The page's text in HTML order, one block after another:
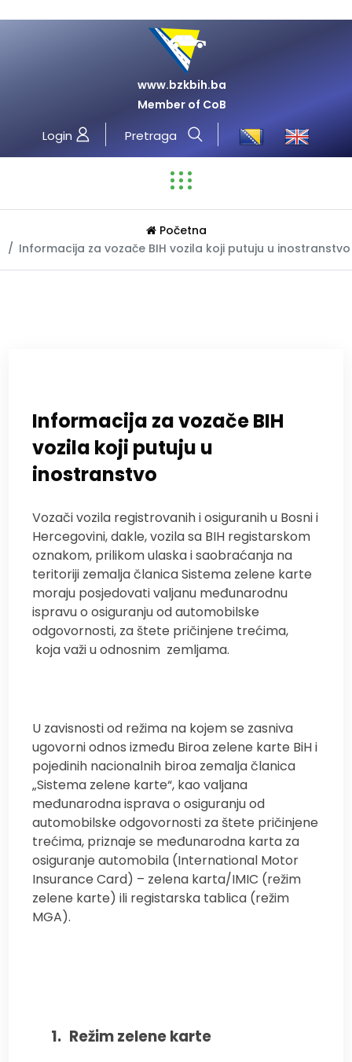
www.bzkbih.ba
Member of CoB
Login Pretraga
Početna
Informacija za vozače BIH vozila koji putuju u inostranstvo
Informacija za vozače BIH
vozila koji putuju u
inostranstvo
Vozači vozila registrovanih i osiguranih u Bosni i
Hercegovini, dakle, vozila sa BIH registarskom
oznakom, prilikom ulaska i saobraćanja na
teritoriji zemalja članica Sistema zelene karte
moraju posjedovati valjanu međunarodnu
ispravu o osiguranju od automobilske
odgovornosti, za štete pričinjene trećima,
koja važi u odnosnim zemljama.
U zavisnosti od režima na kojem se zasniva
ugovorni odnos između Biroa zelene karte BiH i
pojedinih nacionalnih biroa zemalja članica
„Sistema zelene karte“, kao valjana
međunarodna isprava o osiguranju od
automobilske odgovornosti za štete pričinjene
trećima, priznaje se međunarodna karta za
osiguranje automobila (International Motor
Insurance Card) – zelena karta/IMIC (režim
zelene karte) ili registarska tablica (režim
MGA).
1. Režim zelene karte